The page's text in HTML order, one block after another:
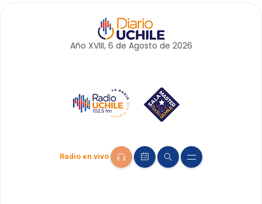
Año XVIII, 6 de Agosto de 2026
Radio en vivo